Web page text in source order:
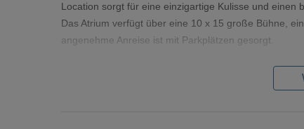
Location sorgt für eine einzigartige Kulisse und einen
Das Atrium verfügt über eine 10 x 15 große Bühne,
angenehme Anreise ist mit Parkplätzen gesorgt.